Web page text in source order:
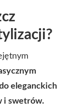
eleganckich
i swetrów.